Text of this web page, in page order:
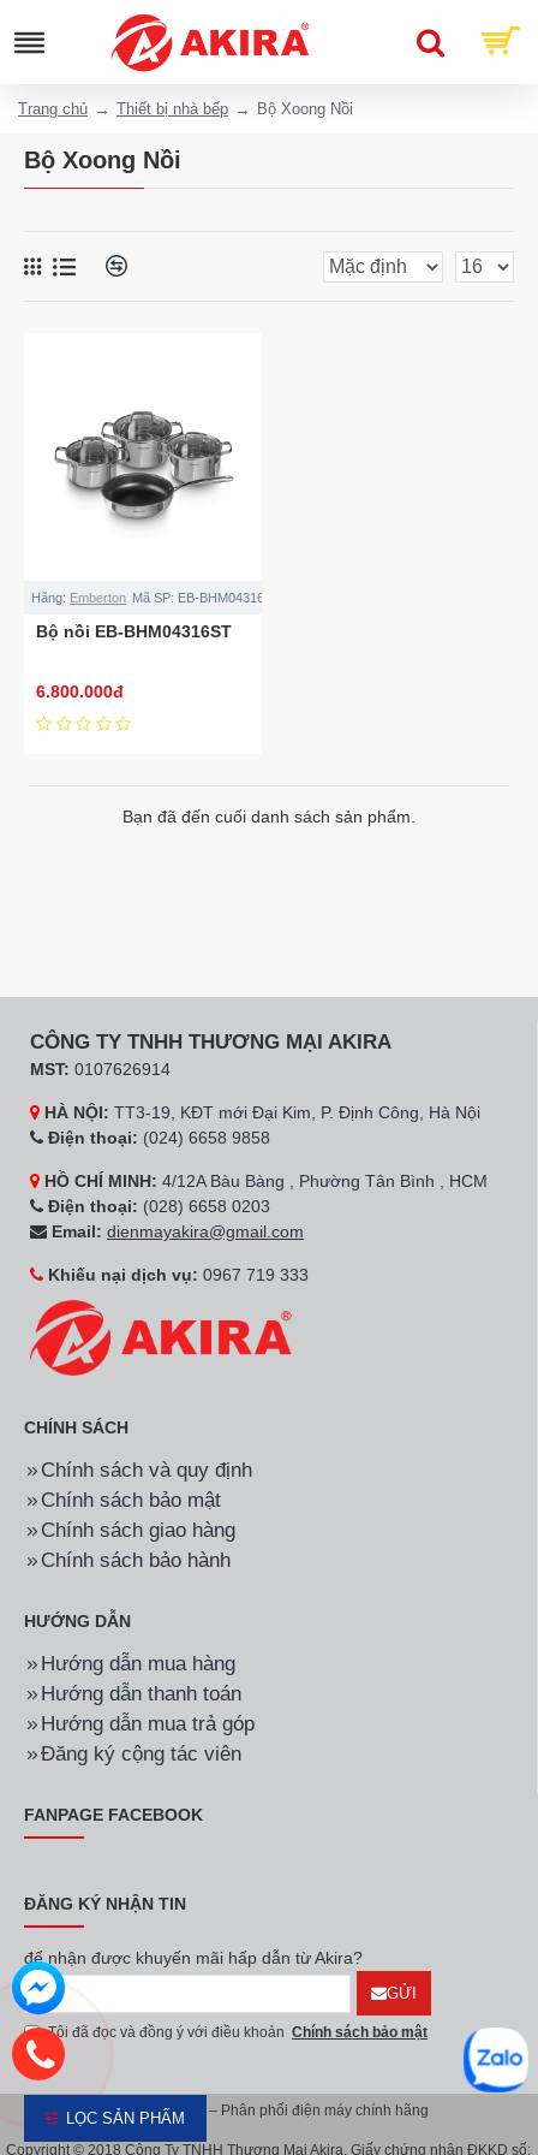
Trang chủ Thiết bị nhà bếp Bộ Xoong Nồi
Bộ Xoong Nồi
Hãng: Emberton Mã SP: EB-BHM04316ST
Bộ nồi EB-BHM04316ST
6.800.000đ
Bạn đã đến cuối danh sách sản phẩm.
CÔNG TY TNHH THƯƠNG MẠI AKIRA
MST: 0107626914
HÀ NỘI: TT3-19, KĐT mới Đại Kim, P. Định Công, Hà Nội
Điện thoại: (024) 6658 9858
HỒ CHÍ MINH: 4/12A Bàu Bàng , Phường Tân Bình , HCM
Điện thoại: (028) 6658 0203
Email: dienmayakira@gmail.com
Khiếu nại dịch vụ: 0967 719 333
CHÍNH SÁCH
Chính sách và quy định
Chính sách bảo mật
Chính sách giao hàng
Chính sách bảo hành
HƯỚNG DẪN
Hướng dẫn mua hàng
Hướng dẫn thanh toán
Hướng dẫn mua trả góp
Đăng ký cộng tác viên
FANPAGE FACEBOOK
ĐĂNG KÝ NHẬN TIN
để nhận được khuyến mãi hấp dẫn từ Akira?
GỬI
Tôi đã đọc và đồng ý với điều khoản Chính sách bảo mật
Akira Việt Nam – Phân phối điện máy chính hãng
Copyright © 2018 Công Ty TNHH Thương Mại Akira. Giấy chứng nhận ĐKKD số:
LỌC SẢN PHẨM